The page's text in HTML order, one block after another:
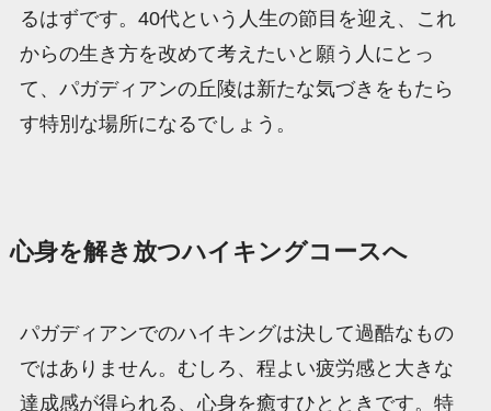
るはずです。40代という人生の節目を迎え、これ
からの生き方を改めて考えたいと願う人にとっ
て、パガディアンの丘陵は新たな気づきをもたら
す特別な場所になるでしょう。
心身を解き放つハイキングコースへ
パガディアンでのハイキングは決して過酷なもの
ではありません。むしろ、程よい疲労感と大きな
達成感が得られる、心身を癒すひとときです。特